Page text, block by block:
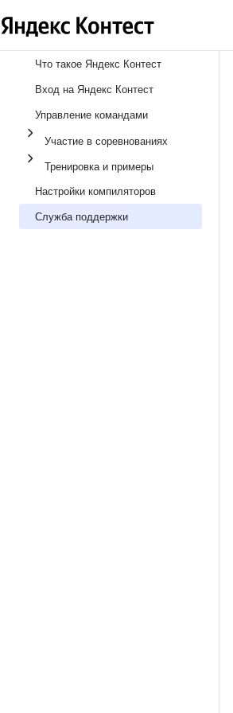
Что такое Яндекс Контест
Вход на Яндекс Контест
Управление командами
Участие в соревнованиях
Тренировка и примеры
Настройки компиляторов
Служба поддержки